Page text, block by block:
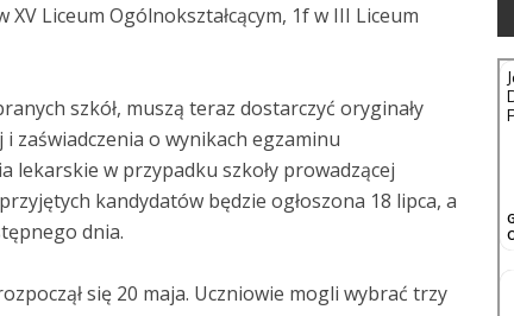
XV Liceum Ogólnokształcącym, 1f w III Liceum
szkół, muszą teraz dostarczyć oryginały
zaświadczenia o wynikach egzaminu
lekarskie w przypadku szkoły prowadzącej
kandydatów będzie ogłoszona 18 lipca, a
dnia.
się 20 maja. Uczniowie mogli wybrać trzy